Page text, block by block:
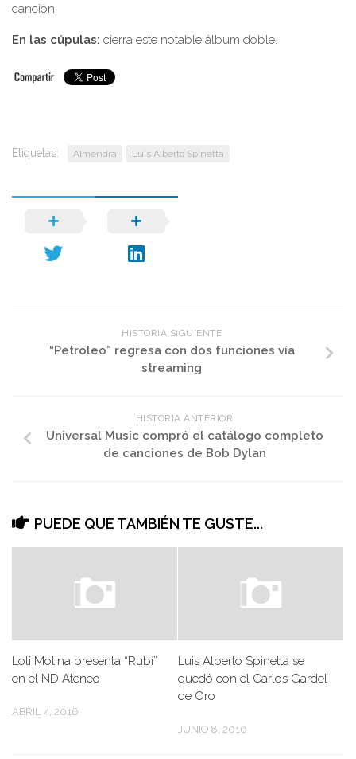
canción.
En las cúpulas: cierra este notable álbum doble.
Etiquetas: Almendra Luis Alberto Spinetta
HISTORIA SIGUIENTE
“Petroleo” regresa con dos funciones vía
streaming
HISTORIA ANTERIOR
Universal Music compró el catálogo completo
de canciones de Bob Dylan
PUEDE QUE TAMBIÉN TE GUSTE...
Loli Molina presenta “Rubí”
en el ND Ateneo
ABRIL 4, 2016
Luis Alberto Spinetta se
quedó con el Carlos Gardel
de Oro
JUNIO 8, 2016